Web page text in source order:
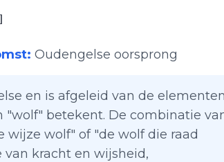
Oudengelse oorsprong
en is afgeleid van de elementen
"wolf" betekent. De combinatie
wolf" of "de wolf die raad
kracht en wijsheid,